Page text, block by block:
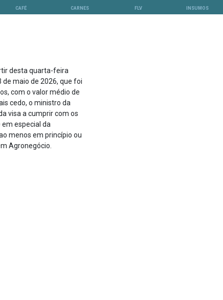
CAFÉ CARNES FLV INSUMOS
desta quarta-feira
maio de 2026, que foi
com o valor médio de
cedo, o ministro da
visa a cumprir com os
especial da
menos em princípio ou
Agronegócio.